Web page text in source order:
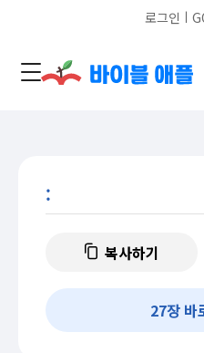
로그인 ㅣ
:
복사하기
27장 바